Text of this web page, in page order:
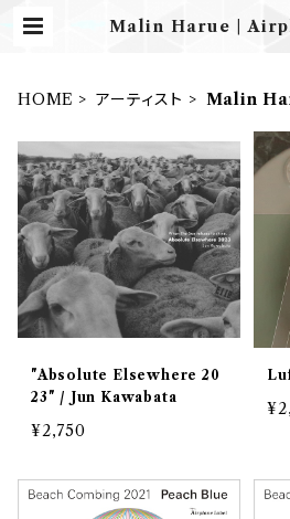
Malin Harue |
HOME アーティスト Malin
"Absolute Elsewhere 20
23" / Jun Kawabata
¥2,750